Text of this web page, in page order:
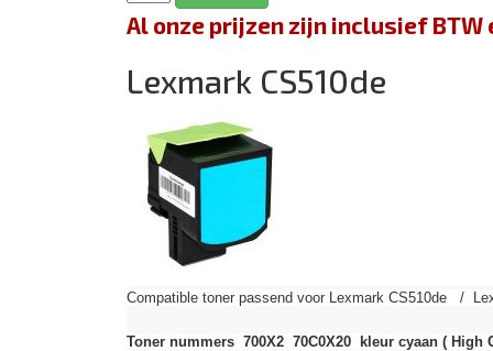
Al onze prijzen zijn inclusief
Lexmark CS510de
Compatible toner passend voor Lexmark CS510de /
Toner nummers 700X2 70C0X20 kleur cyaan ( High